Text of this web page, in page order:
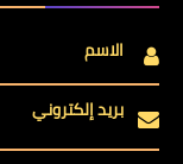
الاسم
بريد إلكتروني